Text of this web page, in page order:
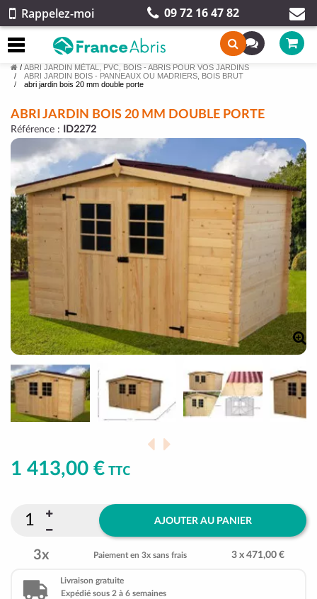
Rappelez-moi 09 72 16 47 82
/ ABRI JARDIN MÉTAL, PVC, BOIS - ABRIS POUR VOS JARDINS
ABRI JARDIN BOIS - PANNEAUX OU MADRIERS, BOIS BRUT
abri jardin bois 20 mm double porte
ABRI JARDIN BOIS 20 MM DOUBLE PORTE
Référence : ID2272
1 413,00 € TTC
AJOUTER AU PANIER
3x Paiement en 3x sans frais 3 x 471,00 €
Livraison gratuite
Expédié sous 2 à 6 semaines